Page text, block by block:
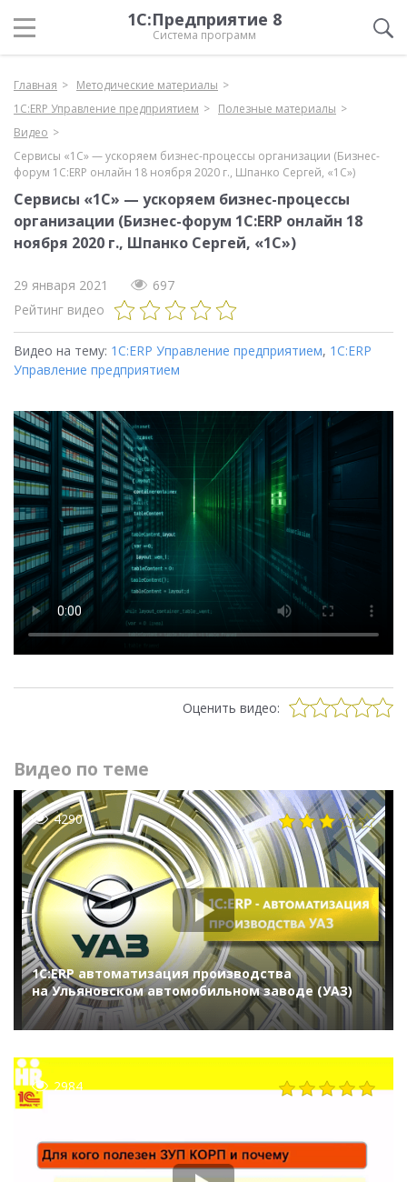
1С:Предприятие 8
Система программ
Главная
Методические материалы
1С:ERP Управление предприятием
Полезные материалы
Видео
Сервисы «1С» — ускоряем бизнес-процессы организации (Бизнес-
форум 1С:ERP онлайн 18 ноября 2020 г., Шпанко Сергей, «1С»)
Сервисы «1С» — ускоряем бизнес-процессы
организации (Бизнес-форум 1С:ERP онлайн 18
ноября 2020 г., Шпанко Сергей, «1С»)
29 января 2021
697
Рейтинг видео
Видео на тему: 1С:ERP Управление предприятием, 1С:ERP
Управление предприятием
Оценить видео:
Видео по теме
4290
1С:ERP автоматизация производства
на Ульяновском автомобильном заводе (УАЗ)
2984